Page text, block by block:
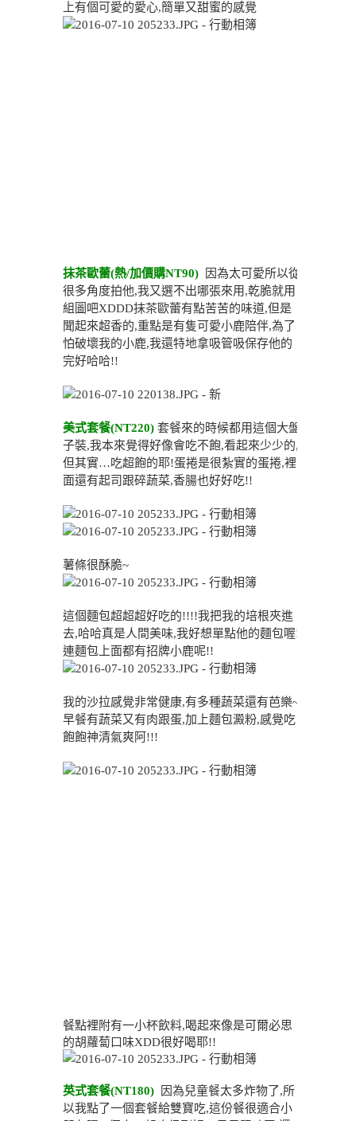
上有個可愛的愛心,簡單又甜蜜的感覺
抹茶歐蕾(熱/加價購NT90)
因為太可愛所以從
很多角度拍他,我又選不出哪張來用,乾脆就用
組圖吧XDDD抹茶歐蕾有點苦苦的味道,但是
聞起來超香的,重點是有隻可愛小鹿陪伴,為了
怕破壞我的小鹿,我還特地拿吸管吸保存他的
完好哈哈!!
美式套餐(NT220) 套餐來的時候都用這個大盤
子裝,我本來覺得好像會吃不飽,看起來少少的,
但其實…吃超飽的耶!蛋捲是很紮實的蛋捲,裡
面還有起司跟碎蔬菜,香腸也好好吃!!
薯條很酥脆~
這個麵包超超超好吃的!!!!我把我的培根夾進
去,哈哈真是人間美味,我好想單點他的麵包喔!
連麵包上面都有招牌小鹿呢!!
我的沙拉感覺非常健康,有多種蔬菜還有芭樂~
早餐有蔬菜又有肉跟蛋,加上麵包澱粉,感覺吃
飽飽神清氣爽阿!!!
餐點裡附有一小杯飲料,喝起來像是可爾必思
的胡蘿蔔口味XDD很好喝耶!!
英式套餐(NT180)
因為兒童餐太多炸物了,所
以我點了一個套餐給雙寶吃,這份餐很適合小